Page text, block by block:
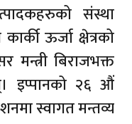
संस्था
ऊर्जा क्षेत्रको
बिराजभ‍क्त
इप्पानको २६ ‌औं
स्वागत मन्तव्य